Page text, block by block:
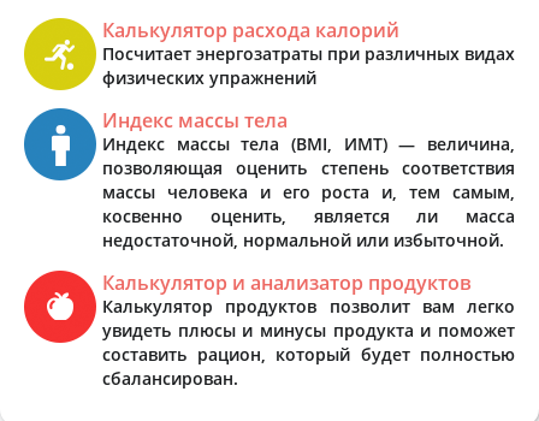
Калькулятор расхода калорий
Посчитает энергозатраты при различных видах
физических упражнений
Индекс массы тела
Индекс массы тела (BMI, ИМТ) — величина,
позволяющая оценить степень соответствия
массы человека и его роста и, тем самым,
косвенно оценить, является ли масса
недостаточной, нормальной или избыточной.
Калькулятор и анализатор продуктов
Калькулятор продуктов позволит вам легко
увидеть плюсы и минусы продукта и поможет
составить рацион, который будет полностью
сбалансирован.